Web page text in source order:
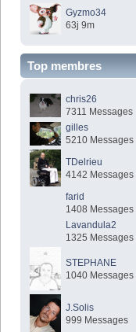
Gyzmo34
63j 9m
Top membres
chris26
7311 Messages
gilles
5210 Messages
TDelrieu
4142 Messages
farid
1408 Messages
Lavandula2
1325 Messages
STEPHANE
1040 Messages
J.Solis
999 Messages